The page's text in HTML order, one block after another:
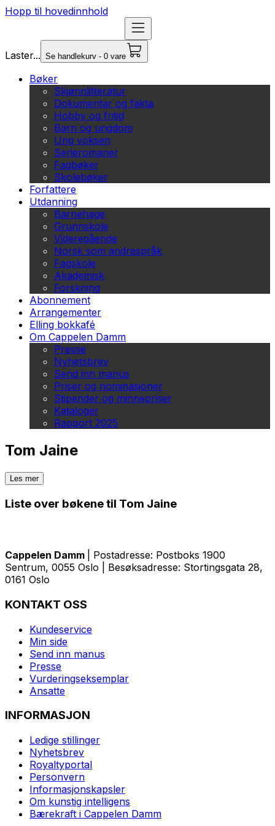
Hopp til hovedinnhold
Laster... Se handlekurv - 0 vare
Bøker
Skjønnlitteratur
Dokumentar og fakta
Hobby og fritid
Barn og ungdom
Ung voksen
Serieromaner
Fagbøker
Skolebøker
Forfattere
Utdanning
Barnehage
Grunnskole
Videregående
Norsk som andrespråk
Fagskole
Akademisk
Forskning
Abonnement
Arrangementer
Elling bokkafé
Om Cappelen Damm
Presse
Nyhetsbrev
Send inn manus
Priser og nominasjoner
Stipender og minnepriser
Kataloger
Rapport 2025
Tom Jaine
Les mer
Liste over bøkene til Tom Jaine
Cappelen Damm
| Postadresse: Postboks 1900
Sentrum, 0055 Oslo | Besøksadresse: Stortingsgata 28,
0161 Oslo
KONTAKT OSS
Kundeservice
Min side
Send inn manus
Presse
Vurderingseksemplar
Ansatte
INFORMASJON
Ledige stillinger
Nyhetsbrev
Royaltyportal
Personvern
Informasjonskapsler
Om kunstig intelligens
Bærekraft i Cappelen Damm